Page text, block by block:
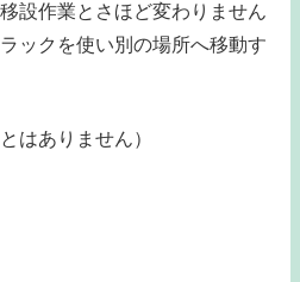
設作業とさほど変わりません
ックを使い別の場所へ移動す
はありません）